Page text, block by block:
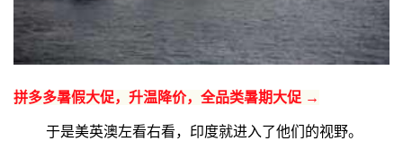
拼多多暑假大促，升温降价，全品类暑期大促 →
于是美英澳左看右看，印度就进入了他们的视野。